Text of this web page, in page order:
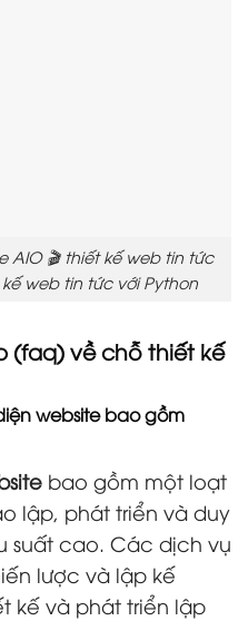
AIO 🎬 thiết kế web tin tức
web tin tức với Python
về chỗ thiết kế
website bao gồm
bao gồm một loạt
lập, phát triển và duy
suất cao. Các dịch vụ
lược và lập kế
kế và phát triển lập